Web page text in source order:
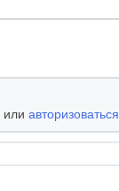
или авторизоваться